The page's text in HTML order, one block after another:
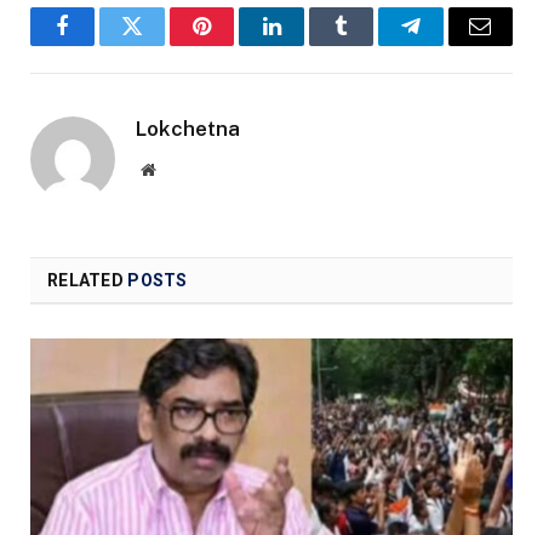
FacebookTwitter PinterestLinkedInTumblr TelegramEmail
Lokchetna
Website
RELATED POSTS